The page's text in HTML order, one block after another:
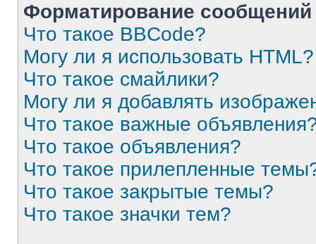
Форматирование
Что такое BBCode?
Могу ли я использовать HTML?
Что такое смайлики?
Могу ли я добавлять
Что такое важные
Что такое объявления?
Что такое прилепленные
Что такое закрытые темы?
Что такое значки тем?